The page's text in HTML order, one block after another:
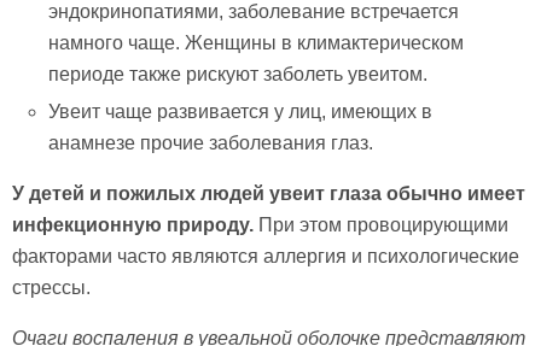
эндокринопатиями, заболевание встречается
намного чаще. Женщины в климактерическом
периоде также рискуют заболеть увеитом.
Увеит чаще развивается у лиц, имеющих в
анамнезе прочие заболевания глаз.
У детей и пожилых людей увеит глаза обычно имеет
инфекционную природу. При этом провоцирующими
факторами часто являются аллергия и психологические
стрессы.
Очаги воспаления в увеальной оболочке представляют